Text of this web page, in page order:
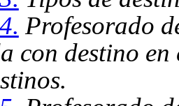
Profesorado
con destino